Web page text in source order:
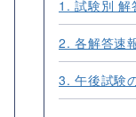
1. 試験別 解
2. 各解答速
3. 午後試験